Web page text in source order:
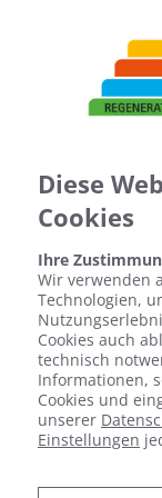
Diese
Cookies
Ihre
Wir verwenden
Technologien,
Cookies auch
technisch
Informationen,
Cookies und
unserer
Einstellungen